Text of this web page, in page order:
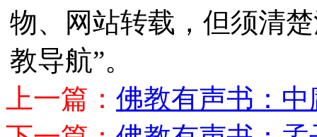
物、网站转载，但须清
教导航”。
上一篇： 佛教有声书：中